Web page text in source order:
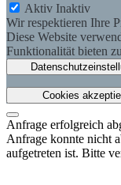
Aktiv Inaktiv
Wir respektieren Ihre
Diese Website
Funktionalität bieten
Cookies
Anfrage erfolgreich
Anfrage konnte nicht
aufgetreten ist. Bitte